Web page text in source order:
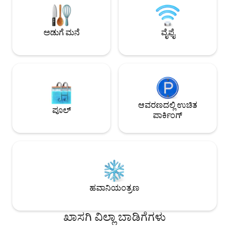
ಪಡೆಯುತ್ತೀರಿ. ಉಷ್ಣವಲಯದ ವಾತಾವರಣದಲ್ಲಿ
ಮರೆಯಲಾಗದ ನೆನಪುಗಳನ್ನು ಒಟ್ಟಿಗೆ ರಚಿಸಲು
ಬಯಸುವ ಕುಟುಂಬಗಳು ಮತ್ತು ಸ್ನೇಹಿತರಿಗೆ
ಸೂಕ್ತವಾಗಿದೆ. ಪ್ರಾಣಿಗಳು ಮತ್ತು ಧೂಮಪಾನ ನಿಷೇಧ
ಟೌನ್‌ನಲ್ಲಿ ಇದೆ. ಕಡಲತೀರಗಳು ಕೇವಲ 15 ನಿಮಿಷಗಳ
ಡ್ರೈವ್ ದೂರದಲ್ಲಿವೆ.
* ತೋರಿಸಿರುವ ಪ್ರತಿ
ತೆಗೆದುಕೊಳ್ಳುವ
ಅಡುಗೆ ಮನೆ ವೈಫೈ
ಪೂಲ್
ಆವರಣದಲ್ಲಿ ಉಚಿತ
ಪಾರ್ಕಿಂಗ್
ಹವಾನಿಯಂತ್ರಣ
ಖಾಸಗಿ ವಿಲ್ಲಾ ಬಾಡಿಗೆಗಳು